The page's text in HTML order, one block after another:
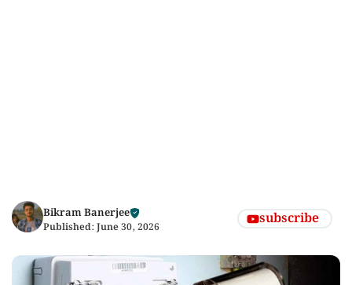
Bikram Banerjee
Published: June 30, 2026 subscribe